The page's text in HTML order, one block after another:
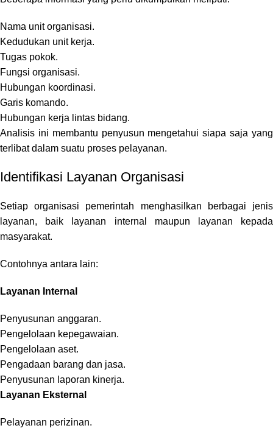
Nama unit organisasi.
Kedudukan unit kerja.
Tugas pokok.
Fungsi organisasi.
Hubungan koordinasi.
Garis komando.
Hubungan kerja lintas bidang.
Analisis ini membantu penyusun mengetahui siapa saja yang
terlibat dalam suatu proses pelayanan.
Identifikasi Layanan Organisasi
Setiap organisasi pemerintah menghasilkan berbagai jenis
layanan, baik layanan internal maupun layanan kepada
masyarakat.
Contohnya antara lain:
Layanan Internal
Penyusunan anggaran.
Pengelolaan kepegawaian.
Pengelolaan aset.
Pengadaan barang dan jasa.
Penyusunan laporan kinerja.
Layanan Eksternal
Pelayanan perizinan.